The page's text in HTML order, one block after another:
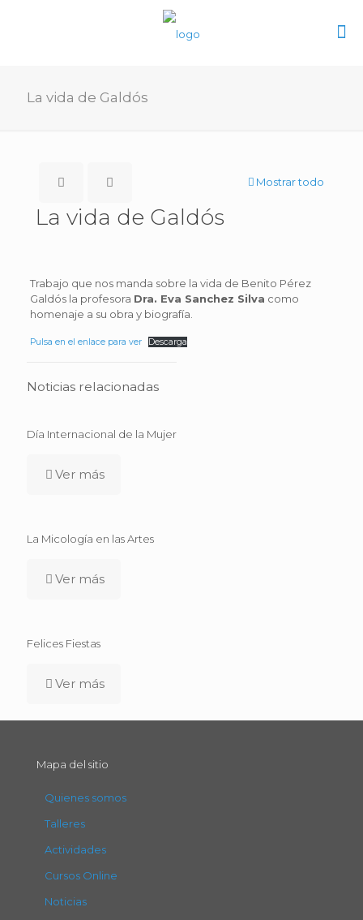
La vida de Galdós
Mostrar todo
La vida de Galdós
Trabajo que nos manda sobre la vida de Benito Pérez
Galdós la profesora Dra. Eva Sanchez Silva como
homenaje a su obra y biografía.
Pulsa en el enlace para ver Descarga
Noticias relacionadas
Día Internacional de la Mujer
Ver más
La Micología en las Artes
Ver más
Felices Fiestas
Ver más
Mapa del sitio
Quienes somos
Talleres
Actividades
Cursos Online
Noticias